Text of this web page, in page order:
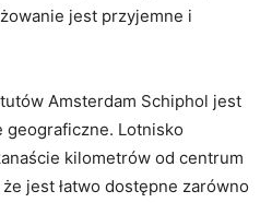
jest przyjemne i
⁤Amsterdam Schiphol jest
geograficzne. Lotnisko
kilometrów ⁢od‍ centrum
jest łatwo dostępne⁣ zarówno⁤